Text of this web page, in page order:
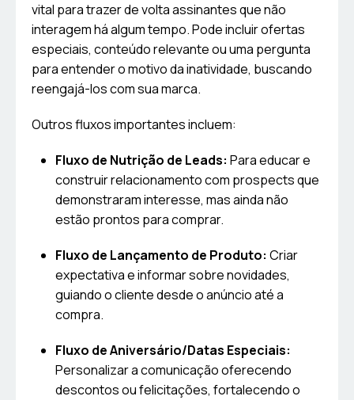
vital para trazer de volta assinantes que não
interagem há algum tempo. Pode incluir ofertas
especiais, conteúdo relevante ou uma pergunta
para entender o motivo da inatividade, buscando
reengajá-los com sua marca.
Outros fluxos importantes incluem:
Fluxo de Nutrição de Leads: Para educar e
construir relacionamento com prospects que
demonstraram interesse, mas ainda não
estão prontos para comprar.
Fluxo de Lançamento de Produto: Criar
expectativa e informar sobre novidades,
guiando o cliente desde o anúncio até a
compra.
Fluxo de Aniversário/Datas Especiais:
Personalizar a comunicação oferecendo
descontos ou felicitações, fortalecendo o